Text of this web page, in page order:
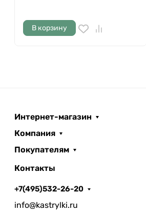
В корзину
Интернет-магазин
Компания
Покупателям
Контакты
+7(495)532-26-20
info@kastrylki.ru